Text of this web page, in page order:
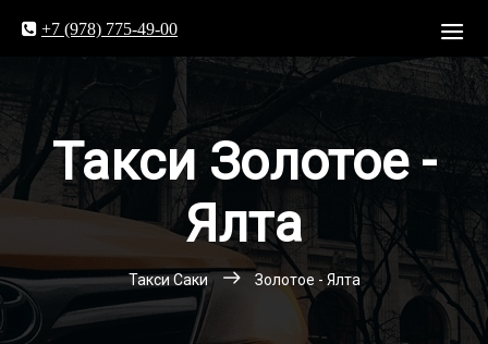
+7 (978) 775-49-00
Такси Золотое -
Ялта
Такси Саки Золотое - Ялта